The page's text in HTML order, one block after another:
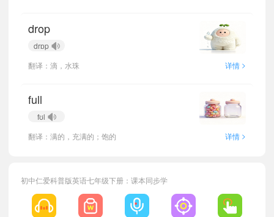
drop
drɒp
翻译：滴，水珠
详情 >
full
fʊl
翻译：满的，充满的；饱的
详情 >
初中仁爱科普版英语七年级下册：课本同步学
小宝630873 正在学习
仁爱科普版八年级下册Unit 12 Developing单词